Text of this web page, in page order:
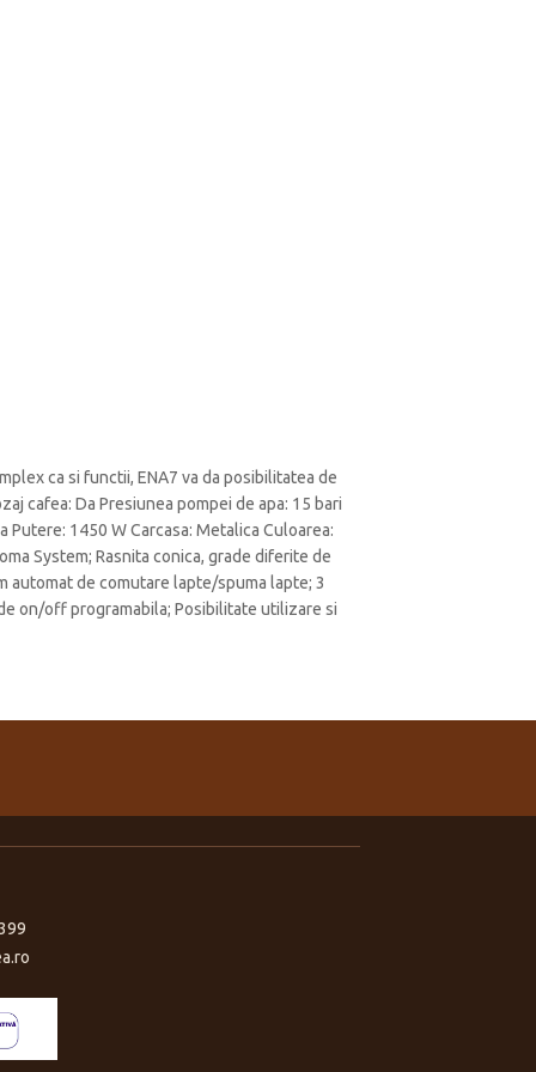
ca si functii, ENA7 va da posibilitatea de
cafea: Da Presiunea pompei de apa: 15 bari
1450 W Carcasa: Metalica Culoarea:
System; Rasnita conica, grade diferite de
automat de comutare lapte/spuma lapte; 3
on/off programabila; Posibilitate utilizare si